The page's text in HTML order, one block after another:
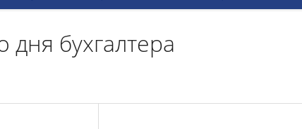
бухгалтера